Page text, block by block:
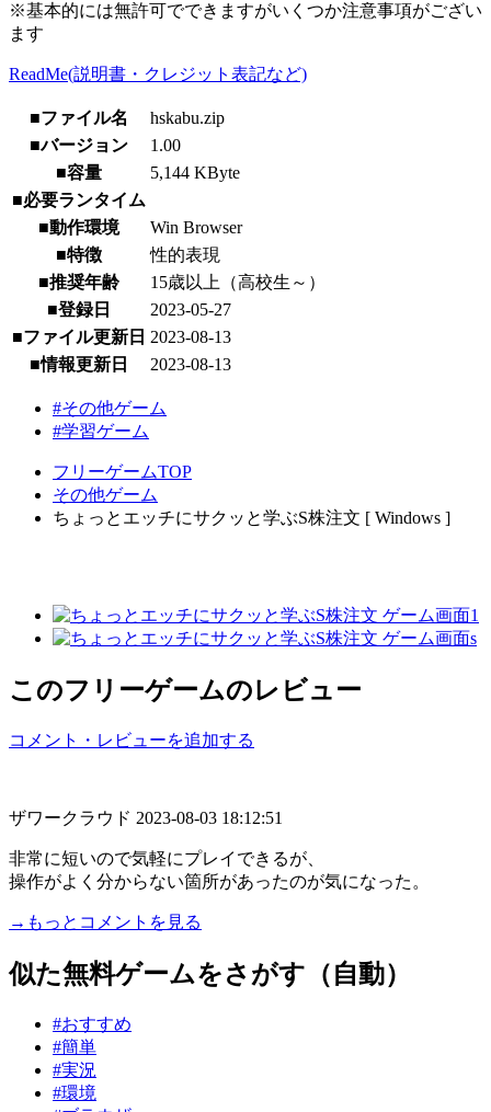
※基本的には無許可でできますがいくつか注意事項がござい
ます
ReadMe(説明書・クレジット表記など)
■ファイル名
hskabu.zip
■バージョン
1.00
■容量
5,144 KByte
■必要ランタイム
■動作環境
Win Browser
■特徴
性的表現
■推奨年齢
15歳以上（高校生～）
■登録日
2023-05-27
■ファイル更新日 2023-08-13
■情報更新日
2023-08-13
#その他ゲーム
#学習ゲーム
フリーゲームTOP
その他ゲーム
ちょっとエッチにサクッと学ぶS株注文 [ Windows ]
このフリーゲームのレビュー
コメント・レビューを追加する
ザワークラウド 2023-08-03 18:12:51
非常に短いので気軽にプレイできるが、
操作がよく分からない箇所があったのが気になった。
→もっとコメントを見る
似た無料ゲームをさがす（自動）
#おすすめ
#簡単
#実況
#環境